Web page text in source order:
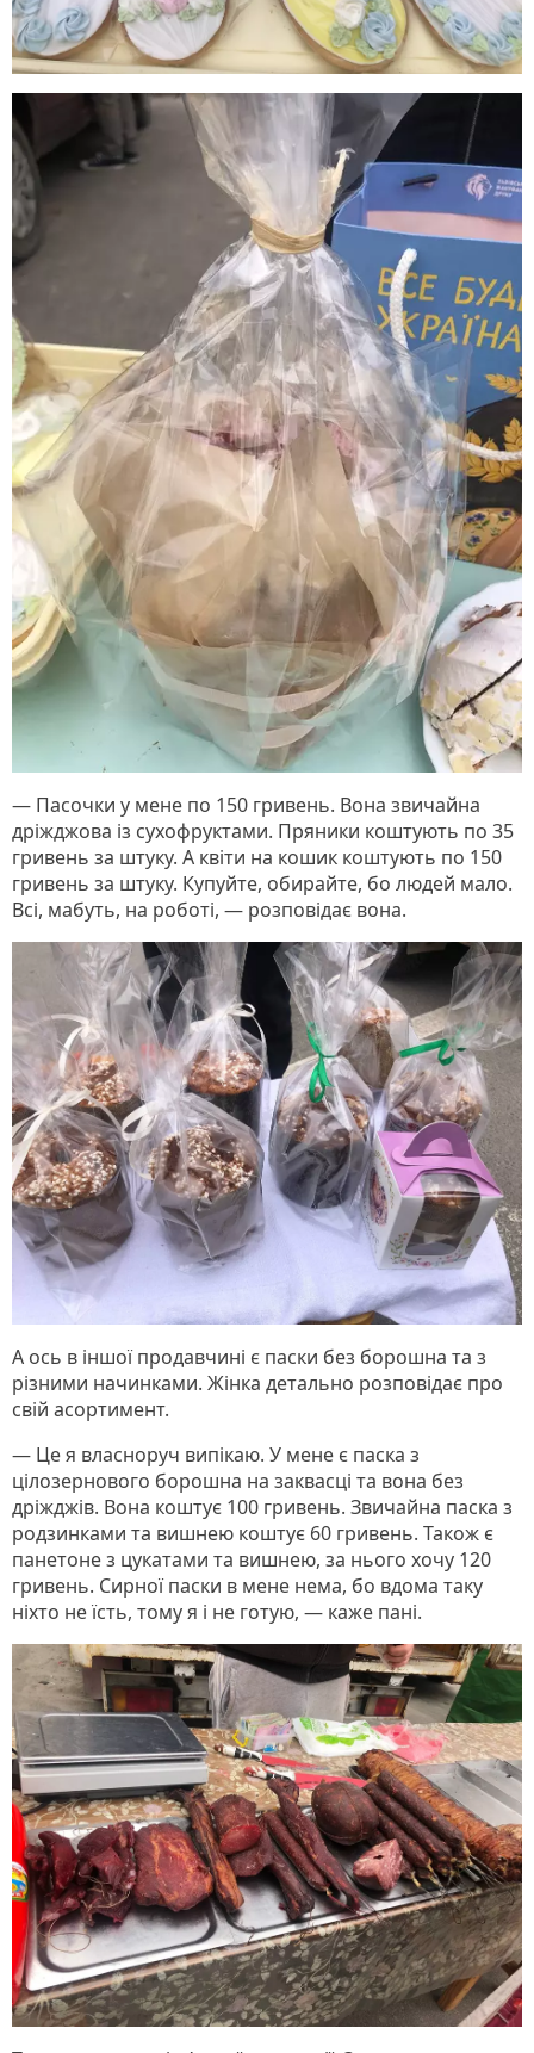
— Пасочки у мене по 150 гривень. Вона звичайна
дріжджова із сухофруктами. Пряники коштують по 35
гривень за штуку. А квіти на кошик коштують по 150
гривень за штуку. Купуйте, обирайте, бо людей мало.
Всі, мабуть, на роботі, — розповідає вона.
А ось в іншої продавчині є паски без борошна та з
різними начинками. Жінка детально розповідає про
свій асортимент.
— Це я власноруч випікаю. У мене є паска з
цілозернового борошна на заквасці та вона без
дріжджів. Вона коштує 100 гривень. Звичайна паска з
родзинками та вишнею коштує 60 гривень. Також є
панетоне з цукатами та вишнею, за нього хочу 120
гривень. Сирної паски в мене нема, бо вдома таку
ніхто не їсть, тому я і не готую, — каже пані.